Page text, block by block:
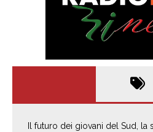
Il futuro dei giovani del Sud, la